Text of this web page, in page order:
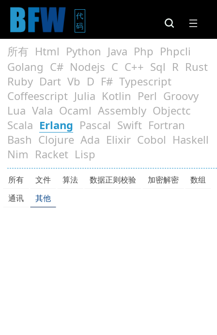
代
码
所有 Html Python Java Php Phpcli
Golang C# Nodejs C C++ Sql R Rust
Ruby Dart Vb D F# Typescript
Coffeescript Julia Kotlin Perl Groovy
Lua Vala Ocaml Assembly Objectc
Scala Erlang Pascal Swift Fortran
Bash Clojure Ada Elixir Cobol Haskell
Nim Racket Lisp
所有 文件 算法 数据正则校验 加密解密
数组
通讯
其他